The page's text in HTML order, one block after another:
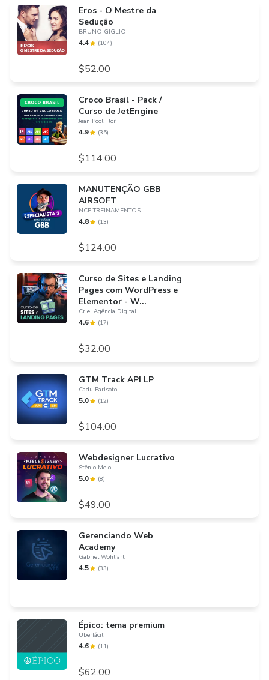
Eros - O Mestre da
Sedução
BRUNO GIGLIO
4.4 (104)
$52.00
Croco Brasil - Pack /
Curso de JetEngine
Jean Pool Flor
4.9 (35)
$114.00
MANUTENÇÃO GBB
AIRSOFT
NCP TREINAMENTOS
4.8 (13)
$124.00
Curso de Sites e Landing
Pages com WordPress e
Elementor - W...
Criei Agência Digital
4.6 (17)
$32.00
GTM Track API LP
Cadu Parisoto
5.0 (12)
$104.00
Webdesigner Lucrativo
Stênio Melo
5.0 (8)
$49.00
Gerenciando Web
Academy
Gabriel Wohlfart
4.5 (33)
Épico: tema premium
Uberfácil
4.6 (11)
$62.00